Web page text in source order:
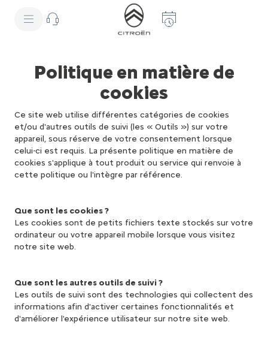
Politique en matière de
cookies
Ce site web utilise différentes catégories de cookies
et/ou d'autres outils de suivi (les « Outils ») sur votre
appareil, sous réserve de votre consentement lorsque
celui-ci est requis. La présente politique en matière de
cookies s'applique à tout produit ou service qui renvoie à
cette politique ou l'intègre par référence.
Que sont les cookies ?
Les cookies sont de petits fichiers texte stockés sur votre
ordinateur ou votre appareil mobile lorsque vous visitez
notre site web.
Que sont les autres outils de suivi ?
Les outils de suivi sont des technologies qui collectent des
informations afin d'activer certaines fonctionnalités et
d'améliorer l'expérience utilisateur sur notre site web.